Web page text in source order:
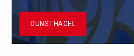
DUNSTHAGEL